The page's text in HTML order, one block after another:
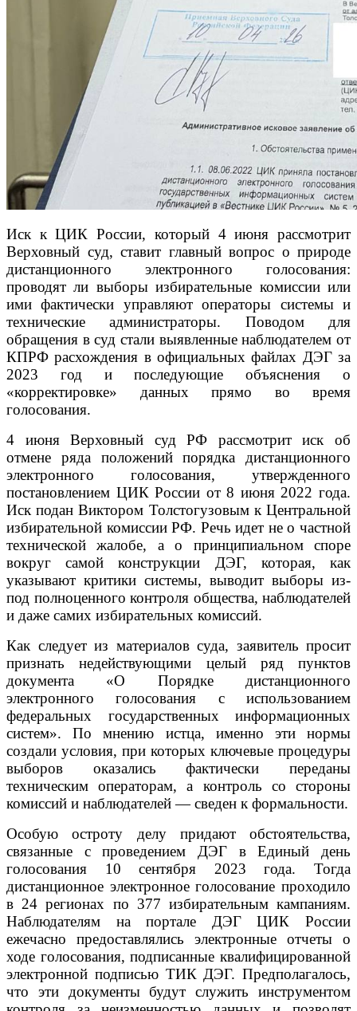
Иск к ЦИК России, который 4 июня рассмотрит
Верховный суд, ставит главный вопрос о природе
дистанционного электронного голосования:
проводят ли выборы избирательные комиссии или
ими фактически управляют операторы системы и
технические администраторы. Поводом для
обращения в суд стали выявленные наблюдателем от
КПРФ расхождения в официальных файлах ДЭГ за
2023 год и последующие объяснения о
«корректировке» данных прямо во время
голосования.
4 июня Верховный суд РФ рассмотрит иск об
отмене ряда положений порядка дистанционного
электронного голосования, утвержденного
постановлением ЦИК России от 8 июня 2022 года.
Иск подан Виктором Толстогузовым к Центральной
избирательной комиссии РФ. Речь идет не о частной
технической жалобе, а о принципиальном споре
вокруг самой конструкции ДЭГ, которая, как
указывают критики системы, выводит выборы из-
под полноценного контроля общества, наблюдателей
и даже самих избирательных комиссий.
Как следует из материалов суда, заявитель просит
признать недействующими целый ряд пунктов
документа «О Порядке дистанционного
электронного голосования с использованием
федеральных государственных информационных
систем». По мнению истца, именно эти нормы
создали условия, при которых ключевые процедуры
выборов оказались фактически переданы
техническим операторам, а контроль со стороны
комиссий и наблюдателей — сведен к формальности.
Особую остроту делу придают обстоятельства,
связанные с проведением ДЭГ в Единый день
голосования 10 сентября 2023 года. Тогда
дистанционное электронное голосование проходило
в 24 регионах по 377 избирательным кампаниям.
Наблюдателям на портале ДЭГ ЦИК России
ежечасно предоставлялись электронные отчеты о
ходе голосования, подписанные квалифицированной
электронной подписью ТИК ДЭГ. Предполагалось,
что эти документы будут служить инструментом